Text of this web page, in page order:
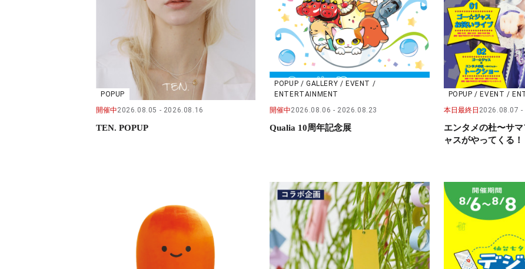
POPUP
開催中2026.08.05 2026.08.16
TEN. POPUP
POPUP / GALLERY / EVENT /
ENTERTAINMENT
開催中2026.08.06 2026.08.23
Qualia 10周年記念展
POPUP / EVENT /
本日最終日 2026.08.07
エンタメの杜〜サ
ャスがやってくる！